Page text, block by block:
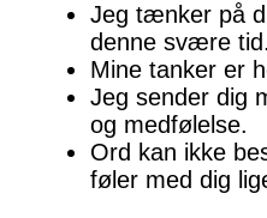
Jeg tænker på
denne svære tid.
Mine tanker er
Jeg sender dig
og medfølelse.
Ord kan ikke
føler med dig